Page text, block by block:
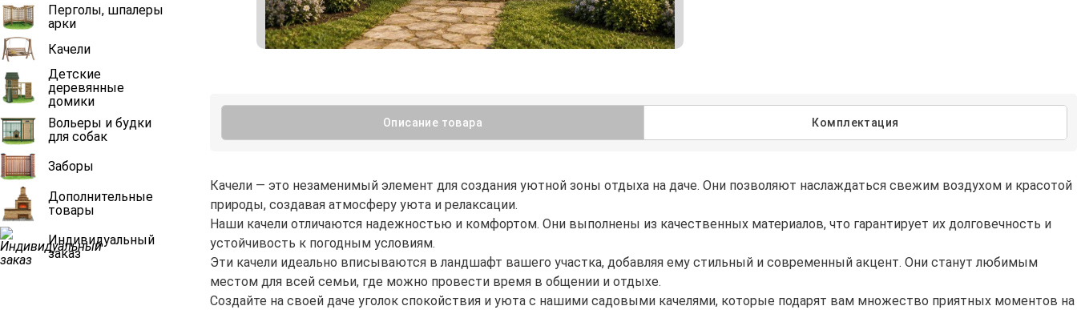
Перголы, шпалеры
арки
Качели
Детские
деревянные
домики
Вольеры и будки
для собак
Заборы
Дополнительные
товары
Индивидуальный
заказ
Описание товара Комплектация
Качели — это незаменимый элемент для создания уютной зоны отдыха на даче. Они позволяют наслаждаться свежим воздухом и красотой
природы, создавая атмосферу уюта и релаксации.
Наши качели отличаются надежностью и комфортом. Они выполнены из качественных материалов, что гарантирует их долговечность и
устойчивость к погодным условиям.
Эти качели идеально вписываются в ландшафт вашего участка, добавляя ему стильный и современный акцент. Они станут любимым
местом для всей семьи, где можно провести время в общении и отдыхе.
Создайте на своей даче уголок спокойствия и уюта с нашими садовыми качелями, которые подарят вам множество приятных моментов на